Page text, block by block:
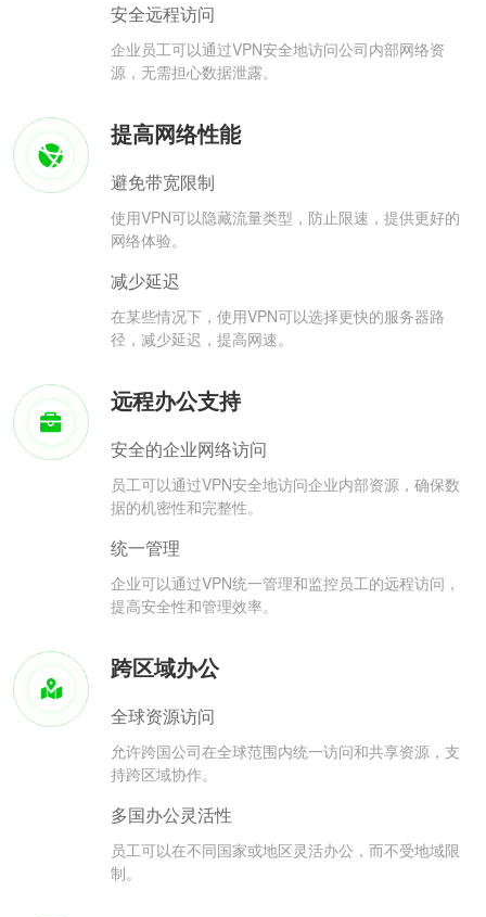
安全远程访问
企业员工可以通过VPN安全地访问公司内部网络资
源，无需担心数据泄露。
提高网络性能
避免带宽限制
使用VPN可以隐藏流量类型，防止限速，提供更好的
网络体验。
减少延迟
在某些情况下，使用VPN可以选择更快的服务器路
径，减少延迟，提高网速。
远程办公支持
安全的企业网络访问
员工可以通过VPN安全地访问企业内部资源，确保数
据的机密性和完整性。
统一管理
企业可以通过VPN统一管理和监控员工的远程访问，
提高安全性和管理效率。
跨区域办公
全球资源访问
允许跨国公司在全球范围内统一访问和共享资源，支
持跨区域协作。
多国办公灵活性
员工可以在不同国家或地区灵活办公，而不受地域限
制。